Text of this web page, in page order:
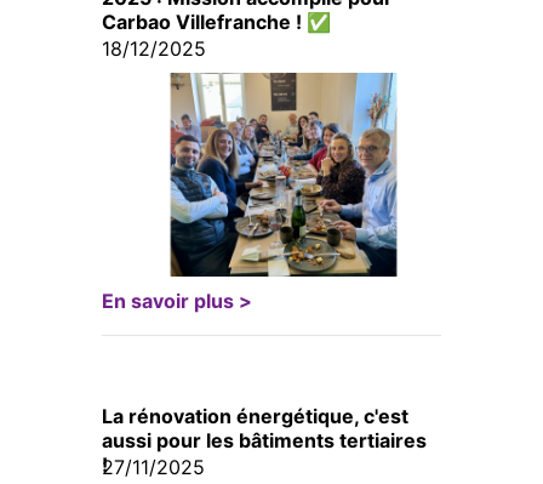
Carbao Villefranche ! ✅
18/12/2025
En savoir plus >
La rénovation énergétique, c'est
aussi pour les bâtiments tertiaires
!
27/11/2025